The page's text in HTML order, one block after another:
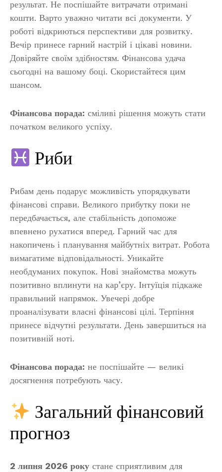
результат. Не поспішайте витрачати отримані
кошти. Варто уважно читати всі документи. У
роботі відкриються перспективи для розвитку.
Вечір принесе гарний настрій і цікаві новини.
Довіряйте своїм здібностям. Фінансова удача
сьогодні на вашому боці. Скористайтеся цим
шансом.
Фінансова порада: сміливі рішення можуть стати
початком великого успіху.
Риби
Рибам день подарує можливість упорядкувати
фінансові справи. Великого прибутку поки не
передбачається, але стабільність допоможе
впевнено рухатися вперед. Гарний час для
накопичень і планування майбутніх витрат. Робота
вимагатиме відповідальності. Уникайте
необдуманих покупок. Нові знайомства можуть
позитивно вплинути на кар’єру. Інтуїція підкаже
правильний напрямок. Увечері добре
проаналізувати власні фінансові цілі. Терпіння
принесе відчутні результати. День завершиться на
позитивній ноті.
Фінансова порада: не поспішайте — великі
досягнення потребують часу.
Загальний фінансовий
прогноз
2 липня 2026 року стане сприятливим для